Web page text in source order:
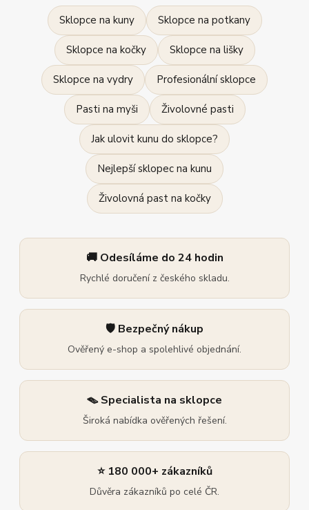
Sklopce na kuny Sklopce na potkany
Sklopce na kočky Sklopce na lišky
Sklopce na vydry Profesionální sklopce
Pasti na myši Živolovné pasti
Jak ulovit kunu do sklopce?
Nejlepší sklopec na kunu
Živolovná past na kočky
🚚 Odesíláme do 24 hodin
Rychlé doručení z českého skladu.
🛡️ Bezpečný nákup
Ověřený e-shop a spolehlivé objednání.
🪤 Specialista na sklopce
Široká nabídka ověřených řešení.
⭐ 180 000+ zákazníků
Důvěra zákazníků po celé ČR.